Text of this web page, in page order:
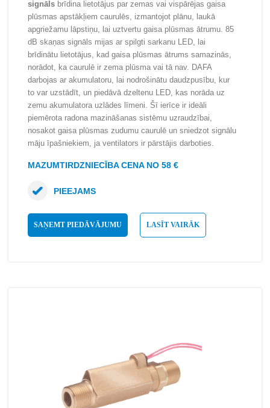
signāls brīdina lietotājus par zemas vai vispārējas gaisa
plūsmas apstākļiem caurulēs, izmantojot plānu, laukā
apgriežamu lāpstiņu, lai uztvertu gaisa plūsmas ātrumu. 85
dB skaņas signāls mijas ar spilgti sarkanu LED, lai
brīdinātu lietotājus, kad gaisa plūsmas ātrums samazinās,
norādot, ka caurulē ir zema plūsma vai tā nav. DAFA
darbojas ar akumulatoru, lai nodrošinātu daudzpusību, kur
to var uzstādīt, un piedāvā dzeltenu LED, kas norāda uz
zemu akumulatora uzlādes līmeni. Šī ierīce ir ideāli
piemērota radona mazināšanas sistēmu uzraudzībai,
nosakot gaisa plūsmas zudumu caurulē un sniedzot signālu
māju īpašniekiem, ja ventilators ir pārstājis darboties.
MAZUMTIRDZNIECĪBA CENA NO 58 €
SAŅEMT PIEDĀVĀJUMU LASĪT VAIRĀK
PIEEJAMS